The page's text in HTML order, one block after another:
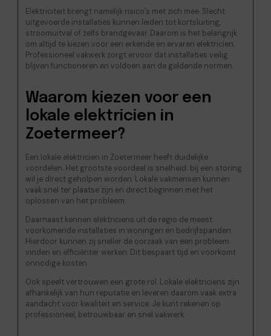
Elektriciteit brengt namelijk risico’s met zich mee. Slecht
uitgevoerde installaties kunnen leiden tot kortsluiting,
stroomuitval of zelfs brandgevaar. Daarom is het belangrijk
om altijd te kiezen voor een erkende en ervaren elektricien.
Professioneel vakwerk zorgt ervoor dat installaties veilig
blijven functioneren en voldoen aan de geldende normen.
Waarom kiezen voor een
lokale elektricien in
Zoetermeer?
Een lokale elektricien in Zoetermeer heeft duidelijke
voordelen. Het grootste voordeel is snelheid: bij een storing
wil je direct geholpen worden. Lokale vakmensen kunnen
vaak snel ter plaatse zijn en direct beginnen met het
oplossen van het probleem.
Daarnaast kennen elektriciens uit de regio de meest
voorkomende installaties in woningen en bedrijfspanden.
Hierdoor kunnen zij sneller de oorzaak van een probleem
vinden en efficiënter werken. Dit bespaart tijd en voorkomt
onnodige kosten.
Ook speelt vertrouwen een grote rol. Lokale elektriciens zijn
afhankelijk van hun reputatie en leveren daarom vaak extra
aandacht voor kwaliteit en service. Je kunt rekenen op
professioneel, betrouwbaar en snel vakwerk.